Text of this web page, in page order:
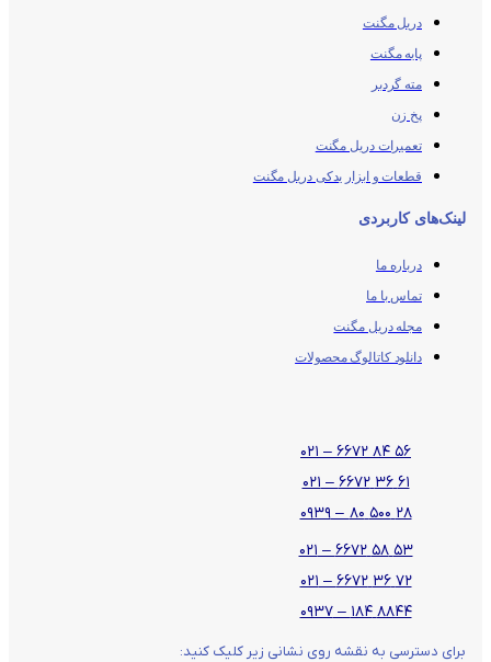
دریل مگنت
پایه مگنت
مته گردبر
پخ زن
تعمیرات دریل مگنت
قطعات و ابزار یدکی دریل مگنت
لینک‌های کاربردی
درباره ما
تماس با ما
مجله دریل مگنت
دانلود کاتالوگ محصولات
۵۶ ۸۴ ۶۶۷۲ – ۰۲۱
۶۱ ۳۶ ۶۶۷۲ – ۰۲۱
۲۸ ۵۰۰ ۸۰ – ۰۹۳۹
۵۳ ۵۸ ۶۶۷۲ – ۰۲۱
۷۲ ۳۶ ۶۶۷۲ – ۰۲۱
۸۸۴۴ ۱۸۴ – ۰۹۳۷
برای دسترسی به نقشه روی نشانی زیر کلیک کنید: